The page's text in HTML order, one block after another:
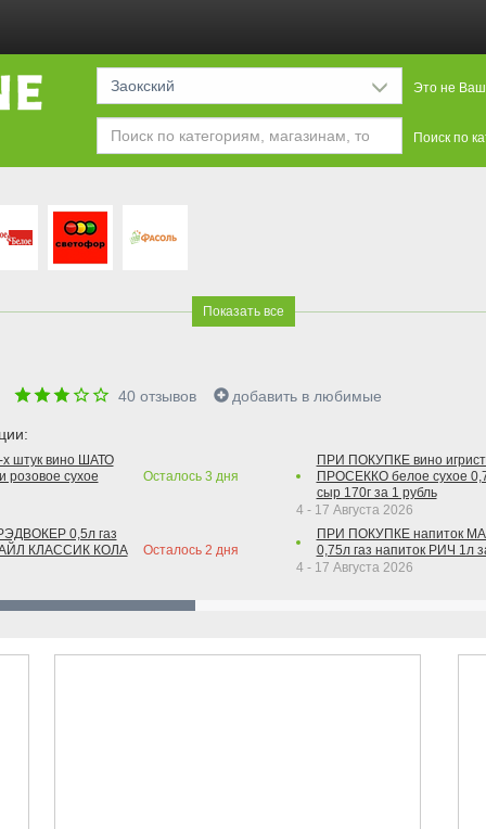
Заокский Это не Ваш
Поиск по
Показать все
40отзывов добавить в любимые
х штук вино ШАТО
сухое
Осталось 3 дня
0,5л газ
КЛАССИК КОЛА
Осталось 2 дня
ПРИ ПОКУПКЕ вино
ПРОСЕККО белое сухое
сыр 170г за 1 рубль
4 - 17 Августа 2026
ПРИ ПОКУПКЕ напиток
0,75л газ напиток РИЧ 1л
4 - 17 Августа 2026